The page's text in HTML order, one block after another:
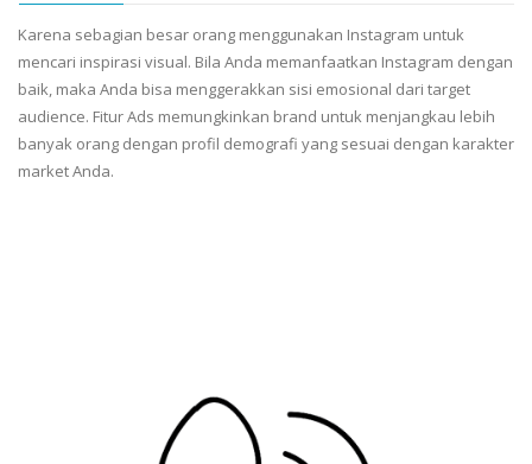
Karena sebagian besar orang menggunakan Instagram untuk
mencari inspirasi visual. Bila Anda memanfaatkan Instagram dengan
baik, maka Anda bisa menggerakkan sisi emosional dari target
audience. Fitur Ads memungkinkan brand untuk menjangkau lebih
banyak orang dengan profil demografi yang sesuai dengan karakter
market Anda.